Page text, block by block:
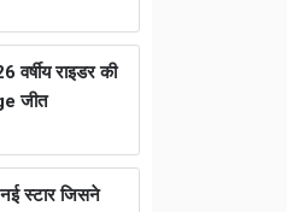
राइडर की
जीत
स्टार जिसने